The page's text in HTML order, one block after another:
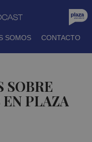
SOMOS CONTACTO
SOBRE
PLAZA